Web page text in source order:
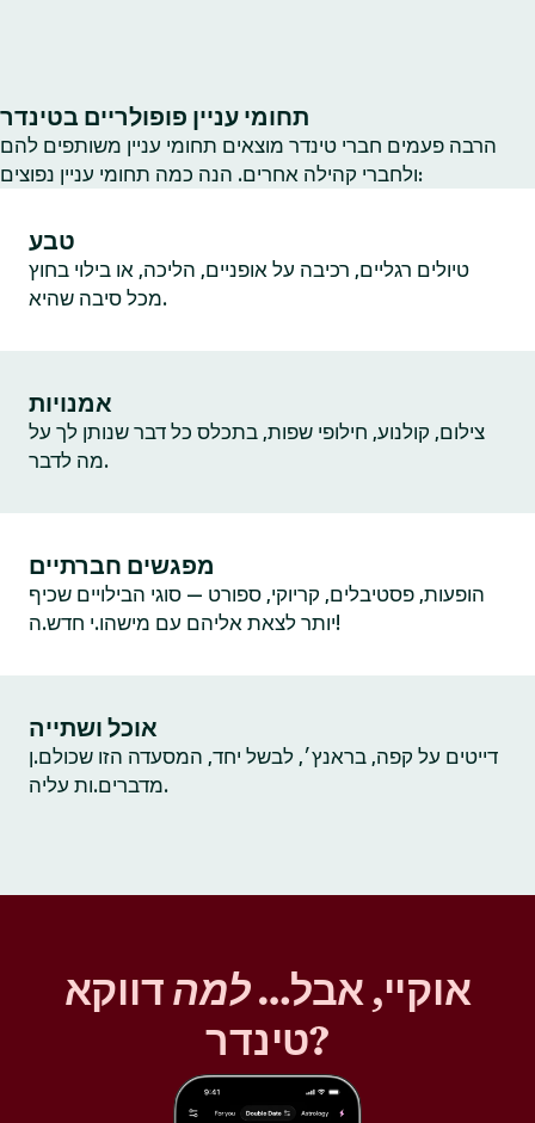
תחומי עניין פופולריים בטינדר
הרבה פעמים חברי טינדר מוצאים תחומי עניין משותפים להם
ולחברי קהילה אחרים. הנה כמה תחומי עניין נפוצים:
טבע
טיולים רגליים, רכיבה על אופניים, הליכה, או בילוי בחוץ
מכל סיבה שהיא.
אמנויות
צילום, קולנוע, חילופי שפות, בתכלס כל דבר שנותן לך על
מה לדבר.
מפגשים חברתיים
הופעות, פסטיבלים, קריוקי, ספורט — סוגי הבילויים שכיף
יותר לצאת אליהם עם מישהו.י חדש.ה!
אוכל ושתייה
דייטים על קפה, בראנץ׳, לבשל יחד, המסעדה הזו שכולם.ן
מדברים.ות עליה.
אוקיי, אבל…למהדווקא
טינדר?